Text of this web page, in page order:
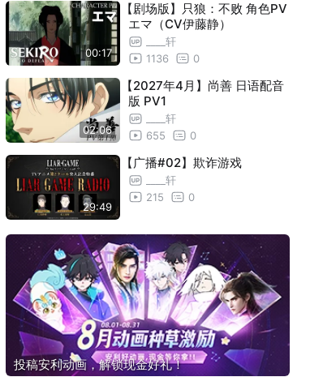
00:17
【剧场版】只狼：不败 角色PV
エマ（CV伊藤静）
____轩
1136
0
02:06
【2027年4月】尚善 日语配音
版 PV1
____轩
655
0
29:49
【广播#02】欺诈游戏
____轩
215
0
投稿安利动画，解锁现金好礼！